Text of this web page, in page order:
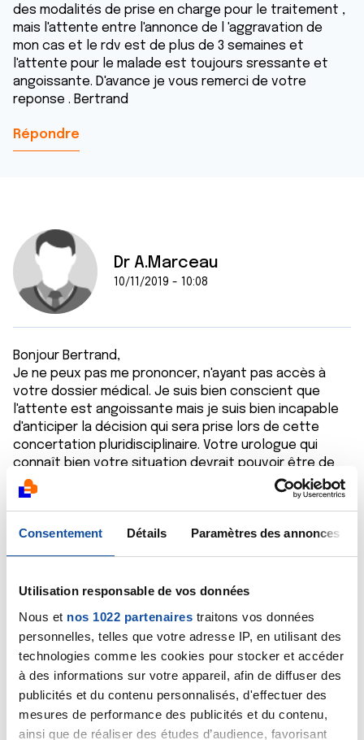
Consentement Détails Paramètres des annonces
Utilisation responsable de vos données
Nous et nos 1022 partenaires traitons vos données
personnelles, telles que votre adresse IP, en utilisant des
technologies comme les cookies pour stocker et accéder
à des informations sur votre appareil, afin de diffuser des
publicités et du contenu personnalisés, d'effectuer des
mesures de performance des publicités et du contenu,
ainsi que de réaliser des études d’audience, favorisant
des modalités de prise en charge pour le traitement ,
mais l'attente entre l'annonce de l 'aggravation de
mon cas et le rdv est de plus de 3 semaines et
l'attente pour le malade est toujours sressante et
angoissante. D'avance je vous remerci de votre
reponse . Bertrand
Répondre
Dr A.Marceau
10/11/2019 - 10:08
Bonjour Bertrand,
Je ne peux pas me prononcer, n'ayant pas accès à
votre dossier médical. Je suis bien conscient que
l'attente est angoissante mais je suis bien incapable
d'anticiper la décision qui sera prise lors de cette
concertation pluridisciplinaire. Votre urologue qui
connaît bien votre situation devrait pouvoir être de
meilleur conseil que moi.
Je reste à votre disposition après la commission pour
Bien cordialement
Dr A.Marceau
Citer
Berto 59310
06/12/2019 - 08:05